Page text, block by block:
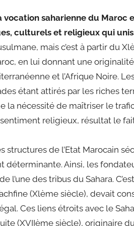
vocation saharienne du
culturels et religieux qui
mais c’est à partir du
en lui donnant une
et l’Afrique Noire.
étant attirés par les riches
la nécessité de maîtriser le
religieux, résultat le
structures de l’Etat Marocain
déterminante. Ainsi, les
l’une des tribus du Sahara.
(Xlème siècle), devait
Ces liens étroits avec le
(XVIIème siècle), originaire